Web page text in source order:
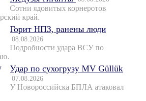
Сотни ядовитых корнеротов
край.
Горит НПЗ, ранены люди
08.08.2026
Подробности удара ВСУ по
Удар по сухогрузу MV Güllük
07.08.2026
У Новороссийска БПЛА атаковал